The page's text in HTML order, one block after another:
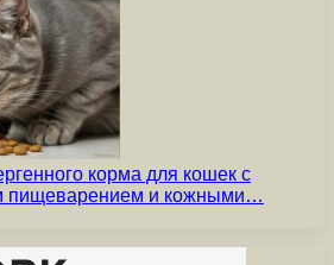
корма для кошек с
пищеварением и кожными…